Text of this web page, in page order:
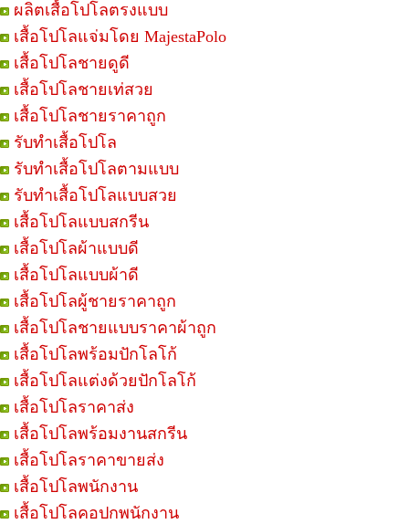
ผลิตเสื้อโปโลตรงแบบ
เสื้อโปโลแจ่มโดย MajestaPolo
เสื้อโปโลชายดูดี
เสื้อโปโลชายเท่สวย
เสื้อโปโลชายราคาถูก
รับทำเสื้อโปโล
รับทำเสื้อโปโลตามแบบ
รับทำเสื้อโปโลแบบสวย
เสื้อโปโลแบบสกรีน
เสื้อโปโลผ้าแบบดี
เสื้อโปโลแบบผ้าดี
เสื้อโปโลผู้ชายราคาถูก
เสื้อโปโลชายแบบราคาผ้าถูก
เสื้อโปโลพร้อมปักโลโก้
เสื้อโปโลแต่งด้วยปักโลโก้
เสื้อโปโลราคาส่ง
เสื้อโปโลพร้อมงานสกรีน
เสื้อโปโลราคาขายส่ง
เสื้อโปโลพนักงาน
เสื้อโปโลคอปกพนักงาน